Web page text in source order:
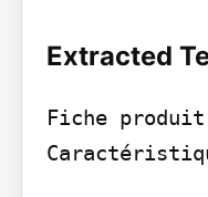
Extracted
Fiche produit